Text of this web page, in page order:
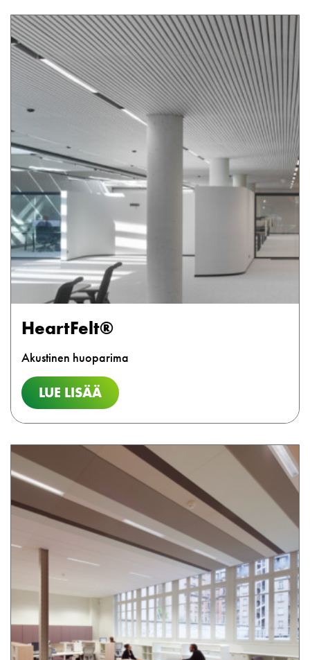
HeartFelt®
Akustinen huoparima
LUE LISÄÄ